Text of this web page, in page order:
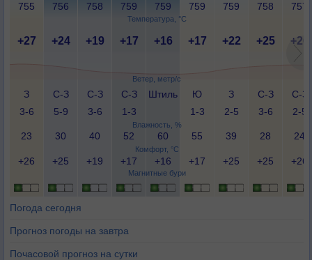
Температура, °C
Ветер, метр/с
Влажность, %
Комфорт, °C
Магнитные бури
755 756 758 759 759 759 759 758 757
+27 +24 +19 +17 +16 +17 +22 +25 +26
З
3-6
С-З
5-9
С-З
3-6
С-З
1-3
Штиль
Ю
1-3
З
2-5
С-З
3-6
С-З
2-5
23 30 40 52 60 55 39 28 24
+26 +25 +19 +17 +16 +17 +25 +25 +26
Погода сегодня
Прогноз погоды на завтра
Почасовой прогноз на сутки